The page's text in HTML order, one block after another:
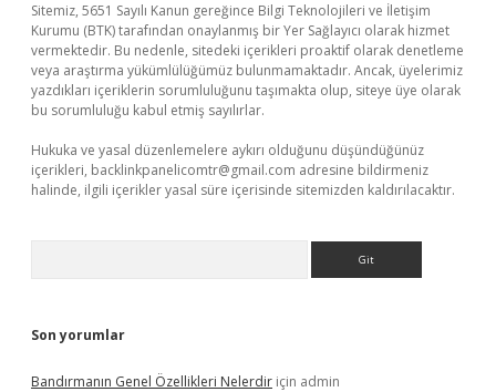
Sitemiz, 5651 Sayılı Kanun gereğince Bilgi Teknolojileri ve İletişim
Kurumu (BTK) tarafından onaylanmış bir Yer Sağlayıcı olarak hizmet
vermektedir. Bu nedenle, sitedeki içerikleri proaktif olarak denetleme
veya araştırma yükümlülüğümüz bulunmamaktadır. Ancak, üyelerimiz
yazdıkları içeriklerin sorumluluğunu taşımakta olup, siteye üye olarak
bu sorumluluğu kabul etmiş sayılırlar.
Hukuka ve yasal düzenlemelere aykırı olduğunu düşündüğünüz
içerikleri, backlinkpanelicomtr@gmail.com adresine bildirmeniz
halinde, ilgili içerikler yasal süre içerisinde sitemizden kaldırılacaktır.
Son yorumlar
Bandırmanın Genel Özellikleri Nelerdir için admin